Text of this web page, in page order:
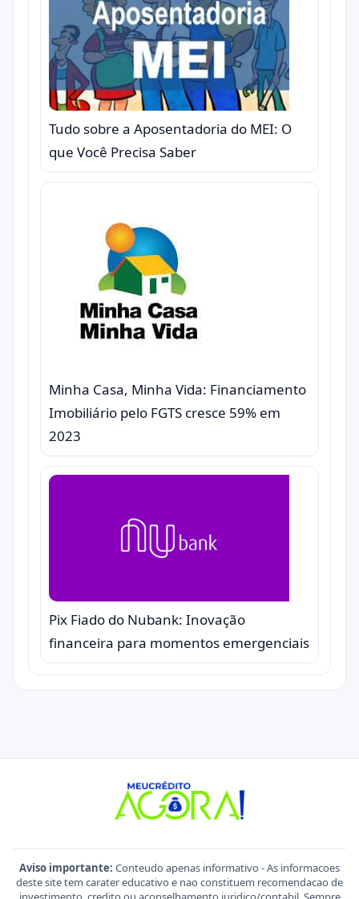
Tudo sobre a Aposentadoria do MEI: O
que Você Precisa Saber
Minha Casa, Minha Vida: Financiamento
Imobiliário pelo FGTS cresce 59% em
2023
Pix Fiado do Nubank: Inovação
financeira para momentos emergenciais
Aviso importante: Conteudo apenas informativo - As informacoes
deste site tem carater educativo e nao constituem recomendacao de